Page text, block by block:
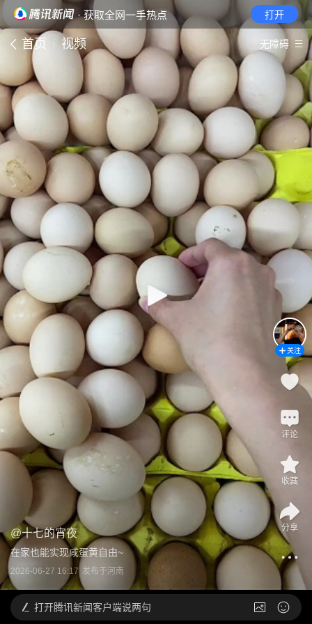
· 获取全网一手热点 打开
首页 视频 无障碍
@十七的宵夜
在家也能实现咸蛋黄自由~
2026-06-27 16:17 发布于河南
关注
评论
收藏
分享
打开腾讯新闻客户端说两句